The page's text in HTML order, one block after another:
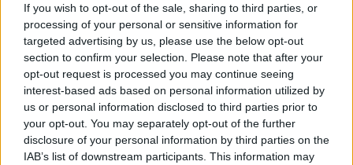
If you wish to opt-out of the sale, sharing to third parties, or
processing of your personal or sensitive information for
targeted advertising by us, please use the below opt-out
section to confirm your selection. Please note that after your
opt-out request is processed you may continue seeing
interest-based ads based on personal information utilized by
us or personal information disclosed to third parties prior to
your opt-out. You may separately opt-out of the further
disclosure of your personal information by third parties on the
IAB’s list of downstream participants. This information may